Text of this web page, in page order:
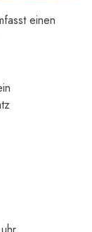
einen